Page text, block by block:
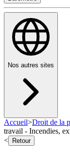
Nos autres sites
Accueil>Droit de la
travail - Incendies,
<
Retour